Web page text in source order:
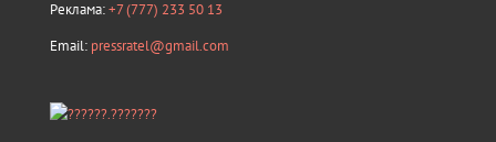
Реклама:+7 (777) 233 50 13
Email: pressratel@gmail.com